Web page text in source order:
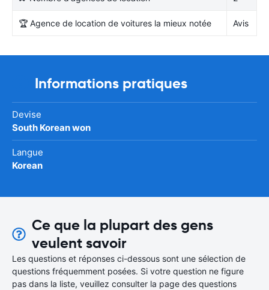
🏆 Agence de location de voitures la mieux notée Avis
Informations pratiques
Devise
South Korean won
Langue
Korean
Ce que la plupart des gens
veulent savoir
Les questions et réponses ci-dessous sont une sélection de
questions fréquemment posées. Si votre question ne figure
pas dans la liste, veuillez consulter la page des questions